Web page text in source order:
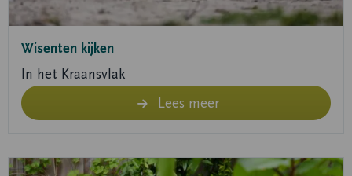
Wisenten kijken
In het Kraansvlak
Lees meer
Lees